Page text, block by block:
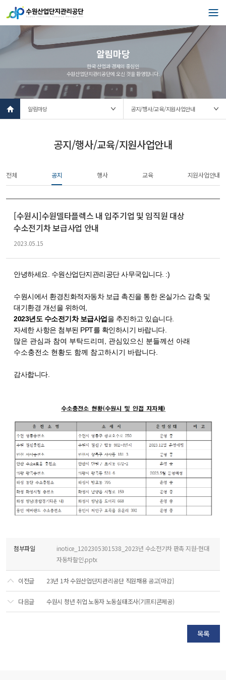
알림마당
한국 산업과 경제의 중심인
수원산업단지관리공단에 오신 것을 환영합니다.
c
e
c
f
r
m
공지/행사/교육/지원사업안내
전체 공지 행사 교육 지원사업안내
[수원시]수원델타플렉스 내 입주기업 및 임직원 대상
수소전기차 보급사업 안내
2023.05.15
안녕하세요. 수원산업단지관리공단 사무국입니다. :)
수원시에서 환경친화적자동차 보급 촉진을 통한 온실가스 감축 및
대기환경 개선을 위하여,
2023년도 수소전기차 보급사업 을 추진하고 있습니다.
자세한 사항은 첨부된 PPT를 확인하시기 바랍니다.
많은 관심과 참여 부탁드리며, 관심있으신 분들께선 아래
수소충전소 현황도 함께 참고하시기 바랍니다.
감사합니다.
첨부파일
inotice_1202305301538_2023년 수소전기차 판촉 지원-현대
자동차할인.pptx
이전글 23년 1차 수원산업단지관리공단 직원채용 공고[마감]
다음글 수원시 청년 취업 노동자 노동실태조사(기프티콘제공)
목록